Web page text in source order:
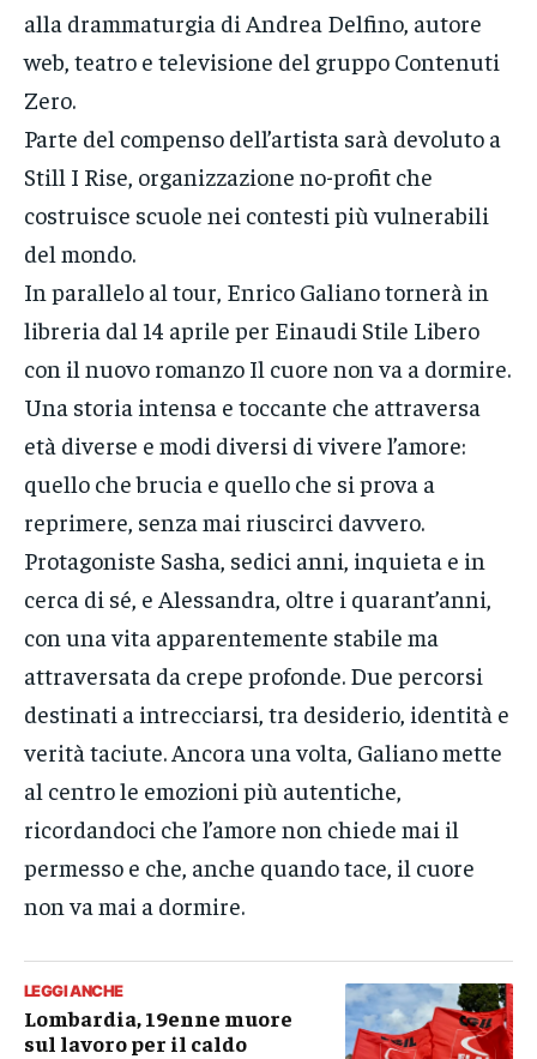
alla drammaturgia di Andrea Delfino, autore
web, teatro e televisione del gruppo Contenuti
Zero.
Parte del compenso dell’artista sarà devoluto a
Still I Rise, organizzazione no-profit che
costruisce scuole nei contesti più vulnerabili
del mondo.
In parallelo al tour, Enrico Galiano tornerà in
libreria dal 14 aprile per Einaudi Stile Libero
con il nuovo romanzo Il cuore non va a dormire.
Una storia intensa e toccante che attraversa
età diverse e modi diversi di vivere l’amore:
quello che brucia e quello che si prova a
reprimere, senza mai riuscirci davvero.
Protagoniste Sasha, sedici anni, inquieta e in
cerca di sé, e Alessandra, oltre i quarant’anni,
con una vita apparentemente stabile ma
attraversata da crepe profonde. Due percorsi
destinati a intrecciarsi, tra desiderio, identità e
verità taciute. Ancora una volta, Galiano mette
al centro le emozioni più autentiche,
ricordandoci che l’amore non chiede mai il
permesso e che, anche quando tace, il cuore
non va mai a dormire.
LEGGI ANCHE
Lombardia, 19enne muore
sul lavoro per il caldo